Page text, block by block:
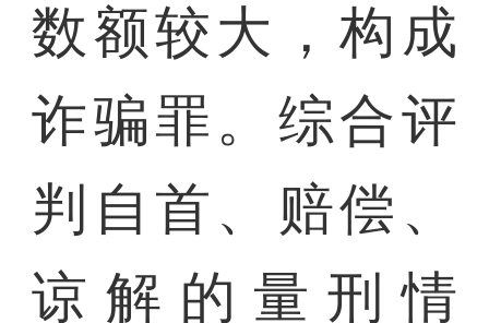
数额较大，构成
诈骗罪。综合评
判自首、赔偿、
谅解的量刑情